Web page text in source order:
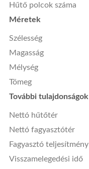
Hűtő polcok száma
Méretek
Szélesség
Magasság
Mélység
Tömeg
További tulajdonságok
Nettó hűtőtér
Nettó fagyasztótér
Fagyasztó teljesítmény
Visszamelegedési idő